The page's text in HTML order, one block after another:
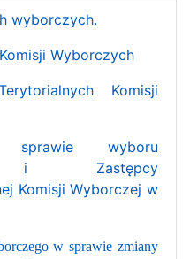
wyborczych.
Wyborczych
Komisji
wyboru
i Zastępcy
Komisji Wyborczej w
w sprawie zmiany